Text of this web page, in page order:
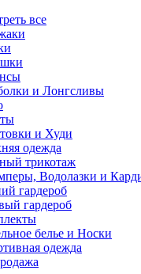
все
и Лонгсливы
и Худи
одежда
трикотаж
Водолазки и
гардероб
гардероб
белье и Носки
одежда